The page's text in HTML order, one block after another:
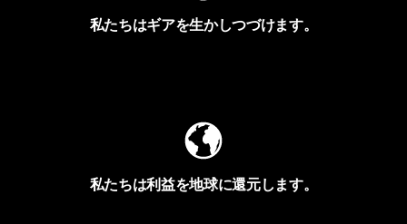
私たちはギアを生かしつづけます。
私たちは利益を地球に還元します。